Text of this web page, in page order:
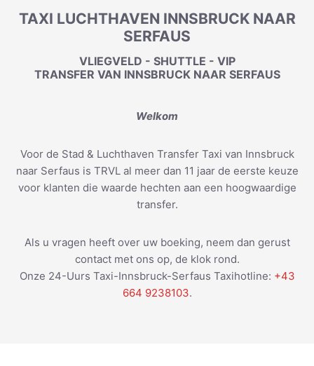
TAXI LUCHTHAVEN INNSBRUCK NAAR
SERFAUS
VLIEGVELD - SHUTTLE - VIP
TRANSFER VAN INNSBRUCK NAAR SERFAUS
Welkom
Voor de Stad & Luchthaven Transfer Taxi van Innsbruck
naar Serfaus is TRVL al meer dan 11 jaar de eerste keuze
voor klanten die waarde hechten aan een hoogwaardige
transfer.
Als u vragen heeft over uw boeking, neem dan gerust
contact met ons op, de klok rond.
Onze 24-Uurs Taxi-Innsbruck-Serfaus Taxihotline: +43
664 9238103.